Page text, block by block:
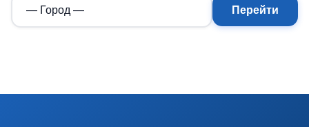
Перейти
Э